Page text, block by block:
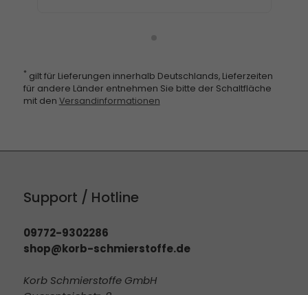
* gilt für Lieferungen innerhalb Deutschlands, Lieferzeiten
für andere Länder entnehmen Sie bitte der Schaltfläche
mit den Versandinformationen
Support / Hotline
09772-9302286
shop@korb-schmierstoffe.de
Korb Schmierstoffe GmbH